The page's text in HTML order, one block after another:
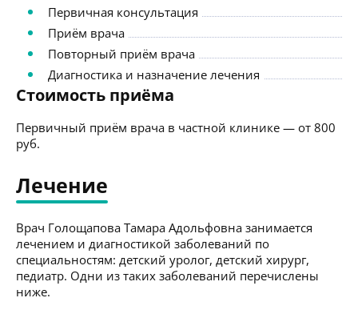
Первичная консультация
Приём врача
Повторный приём врача
Диагностика и назначение лечения
Стоимость приёма
Первичный приём врача в частной клинике — от 800
руб.
Лечение
Врач Голощапова Тамара Адольфовна занимается
лечением и диагностикой заболеваний по
специальностям: детский уролог, детский хирург,
педиатр. Одни из таких заболеваний перечислены
ниже.